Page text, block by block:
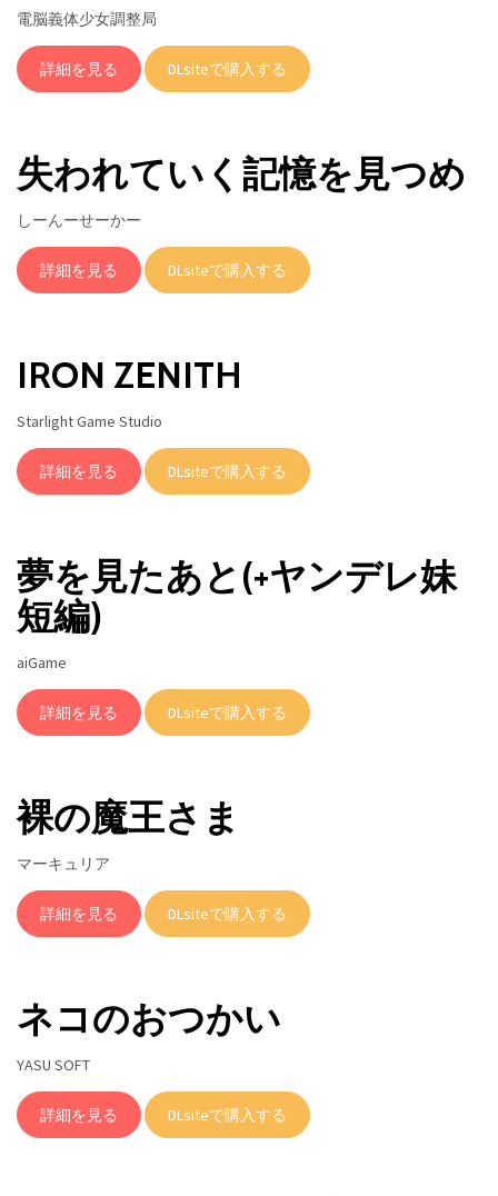
電脳義体少女調整局
詳細を見る DLsiteで購入する
失われていく記憶を見つめ
しーんーせーかー
詳細を見る DLsiteで購入する
IRON ZENITH
Starlight Game Studio
詳細を見る DLsiteで購入する
夢を見たあと(+ヤンデレ妹
短編)
aiGame
詳細を見る DLsiteで購入する
裸の魔王さま
マーキュリア
詳細を見る DLsiteで購入する
ネコのおつかい
YASU SOFT
詳細を見る DLsiteで購入する